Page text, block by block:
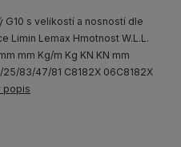
G10 s velikostí a nosností dle
Limin Lemax Hmotnost W.L.L.
mm Kg/m Kg KN KN mm
83/47/81 C8182X 06C8182X
popis